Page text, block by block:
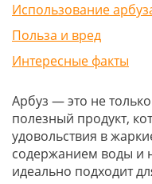
Использование
Польза и вред
Интересные факты
Арбуз — это не
полезный продукт,
удовольствия в
содержанием воды и
идеально подходит